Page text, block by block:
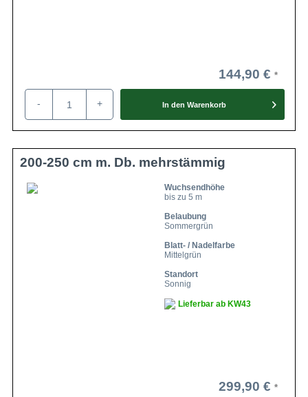
144,90 €
- + In den Warenkorb
200-250 cm m. Db. mehrstämmig
Wuchsendhöhe
bis zu 5 m
Belaubung
Sommergrün
Blatt- / Nadelfarbe
Mittelgrün
Standort
Sonnig
Lieferbar ab KW43
299,90 €